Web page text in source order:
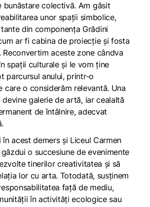
bunăstare colectivă. Am găsit
unor spații simbolice,
din componența Grădini
ar fi cabina de proiecție și fosta
Reconvertim aceste zone cândva
spații culturale și le vom ține
parcursul anului, printr-o
care o considerăm relevantă. Una
galerie de artă, iar cealaltă
de întâlnire, adecvat
în acest demers și Liceul Carmen
o succesiune de evenimente
tinerilor creativitatea și să
lor cu arta. Totodată, susținem
față de mediu,
în activități ecologice sau